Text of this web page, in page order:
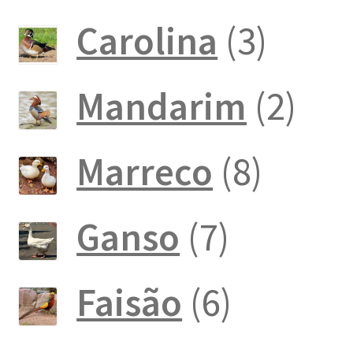
produto
Carolina 33
Mandarim 22
Marreco 88
Ganso 77
Faisão 66